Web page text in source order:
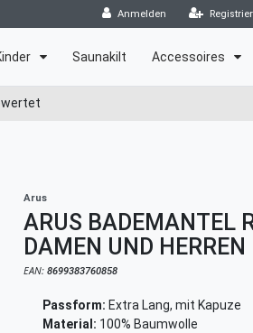
Anmelden
Saunakilt Accessoires
Arus
ARUS BADEMANTEL
DAMEN UND HERREN
EAN: 8699383760858
Passform: Extra Lang, mit Kapuze
Material: 100% Baumwolle